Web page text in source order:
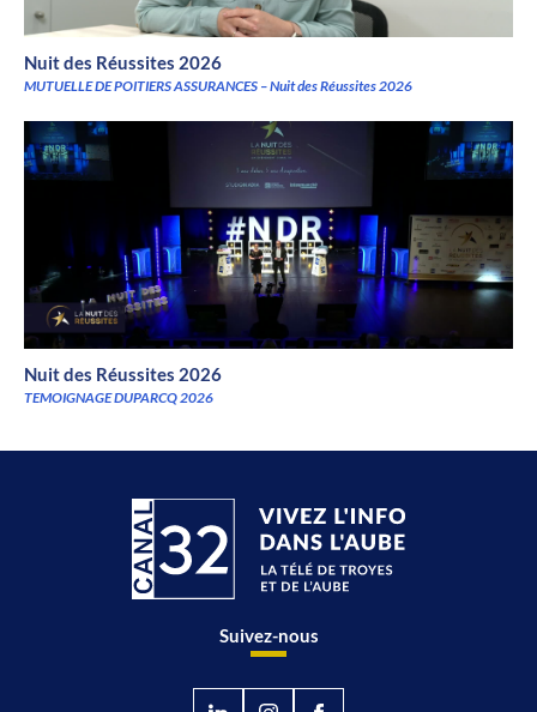
Nuit des Réussites 2026
MUTUELLE DE POITIERS ASSURANCES – Nuit des Réussites 2026
Nuit des Réussites 2026
TEMOIGNAGE DUPARCQ 2026
Suivez-nous